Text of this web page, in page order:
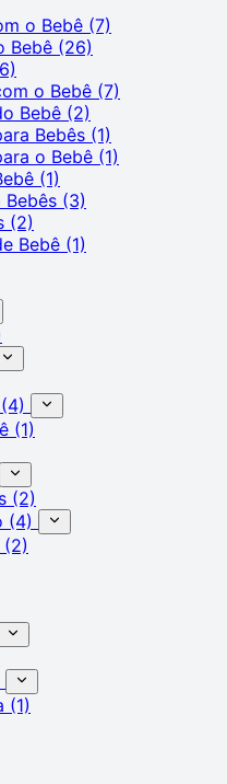
o Bebê (7)
Bebê (26)
o Bebê (7)
Bebê (2)
Bebês (1)
o Bebê (1)
(1)
Bebês (3)
(2)
Bebê (1)
(4)
(1)
(2)
(4)
(2)
(1)